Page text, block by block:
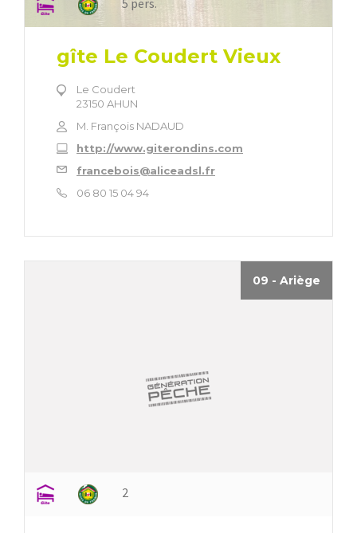
gîte Le Coudert Vieux
Le Coudert
23150 AHUN
M. François NADAUD
http://www.giterondins.com
francebois@aliceadsl.fr
06 80 15 04 94
09 - Ariège
2